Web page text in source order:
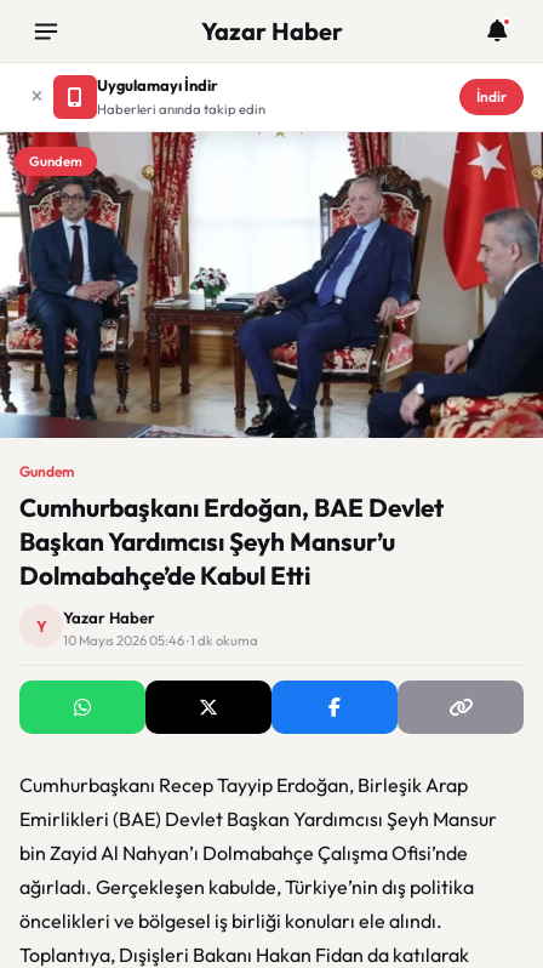
Yazar Haber
Uygulamayı İndir
Haberleri anında takip edin
İndir
Gundem
Gundem
Cumhurbaşkanı Erdoğan, BAE Devlet
Başkan Yardımcısı Şeyh Mansur’u
Dolmabahçe’de Kabul Etti
Y Yazar Haber
10 Mayıs 2026 05:46 · 1 dk okuma
Cumhurbaşkanı Recep Tayyip Erdoğan, Birleşik Arap
Emirlikleri (BAE) Devlet Başkan Yardımcısı Şeyh Mansur
bin Zayid Al Nahyan’ı Dolmabahçe Çalışma Ofisi’nde
ağırladı. Gerçekleşen kabulde, Türkiye’nin dış politika
öncelikleri ve bölgesel iş birliği konuları ele alındı.
Toplantıya, Dışişleri Bakanı Hakan Fidan da katılarak